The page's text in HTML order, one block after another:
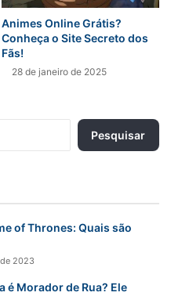
Animes Online Grátis?
Conheça o Site Secreto dos
Fãs!
28 de janeiro de 2025
Pesquisar
of Thrones: Quais são
2023
é Morador de Rua? Ele